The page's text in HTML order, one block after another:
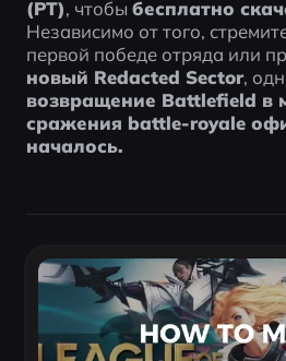
(PT), чтобы бесплатно
Независимо от того,
новый Redacted Sector
возвращение Battlefield в
сражения battle-royale
началось.